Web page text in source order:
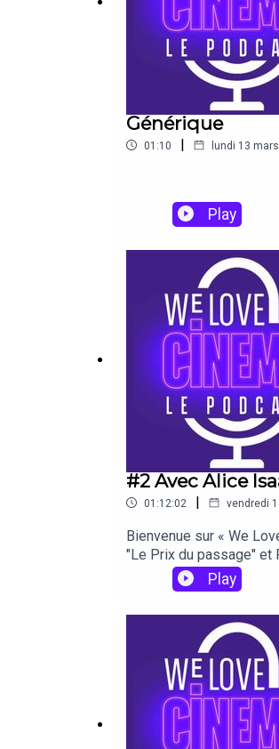
Générique
01:10 | lundi 13
Play
#2 Avec Alice
01:12:02 | vendredi
Bienvenue sur « We
"Le Prix du passage" et
117 : Rio ne répond
Play